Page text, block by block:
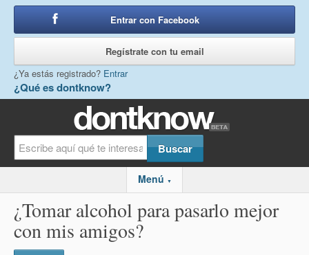
¿Qué es dontknow?
Entrar con Facebook
Regístrate con tu email
¿Ya estás registrado? Entrar
Menú ▼
¿Tomar alcohol para pasarlo mejor
con mis amigos?